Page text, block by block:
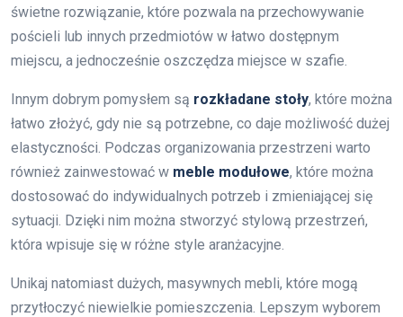
świetne rozwiązanie, które pozwala na przechowywanie
pościeli lub innych przedmiotów w łatwo dostępnym
miejscu, a jednocześnie oszczędza miejsce w szafie.
Innym dobrym pomysłem są rozkładane stoły, które można
łatwo złożyć, gdy nie są potrzebne, co daje możliwość dużej
elastyczności. Podczas organizowania przestrzeni warto
również zainwestować w meble modułowe, które można
dostosować do indywidualnych potrzeb i zmieniającej się
sytuacji. Dzięki nim można stworzyć stylową przestrzeń,
która wpisuje się w różne style aranżacyjne.
Unikaj natomiast dużych, masywnych mebli, które mogą
przytłoczyć niewielkie pomieszczenia. Lepszym wyborem